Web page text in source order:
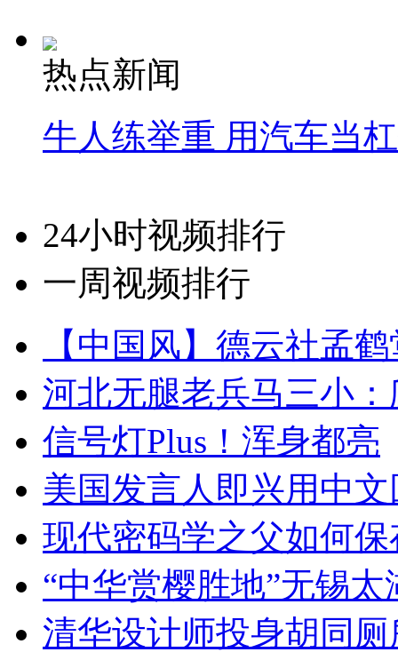
热点新闻
牛人练举重 用汽车当
24小时视频排行
一周视频排行
【中国风】德云社孟
河北无腿老兵马三小
信号灯Plus！浑身都亮
美国发言人即兴用中
现代密码学之父如何
“中华赏樱胜地”无锡
清华设计师投身胡同